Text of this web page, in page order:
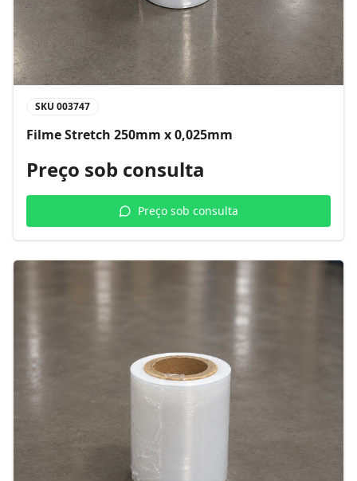
SKU 003747
Filme Stretch 250mm x 0,025mm
Preço sob consulta
Preço sob consulta